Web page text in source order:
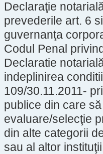
Declaraţie
prevederile art. 6
guvernanţa
Codul Penal
Declaratie
indeplinirea
109/30.11.2011-
publice din care
evaluare/selecţie
din alte categorii
sau al altor